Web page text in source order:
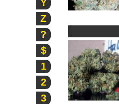
Y
Z
?
$
1
2
3